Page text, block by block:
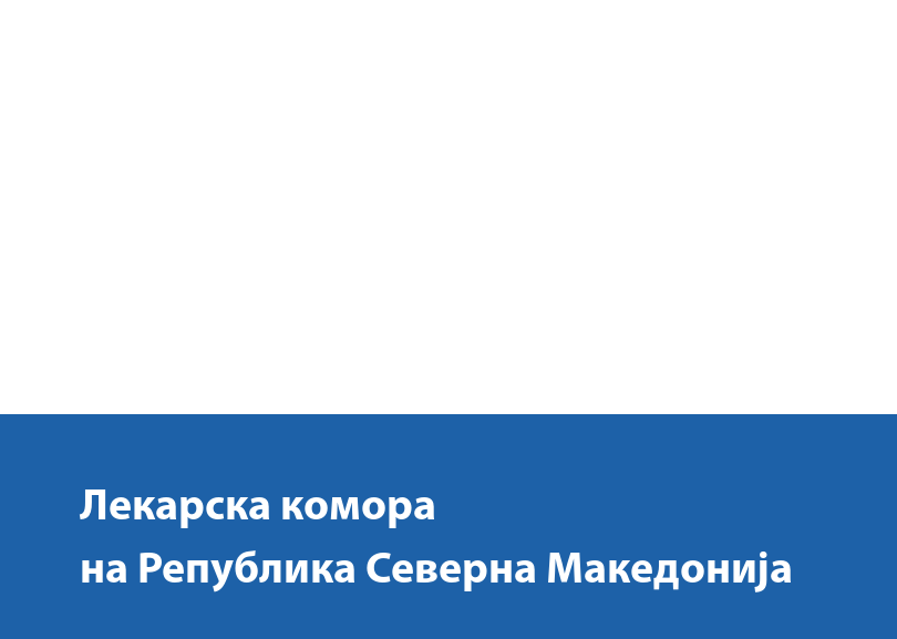
Лекарска комора
на Република Северна Македонија